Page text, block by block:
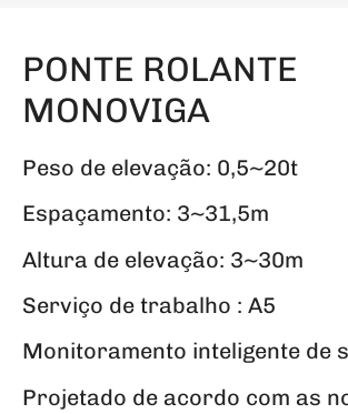
PONTE ROLANTE
MONOVIGA
Peso de elevação: 0,5~20t
Espaçamento: 3~31,5m
Altura de elevação: 3~30m
Serviço de trabalho : A5
Monitoramento inteligente de
Projetado de acordo com as